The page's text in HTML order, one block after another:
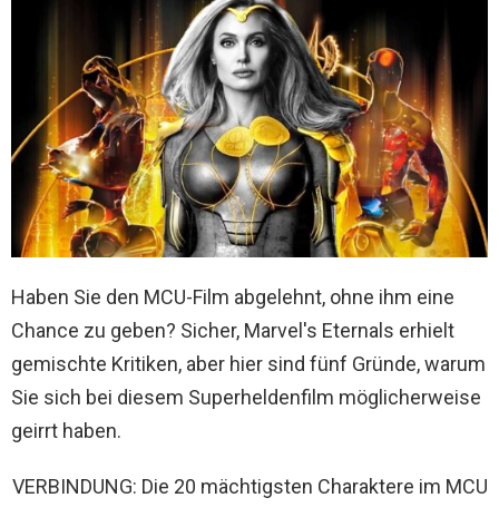
Haben Sie den MCU-Film abgelehnt, ohne ihm eine
Chance zu geben? Sicher, Marvel's Eternals erhielt
gemischte Kritiken, aber hier sind fünf Gründe, warum
Sie sich bei diesem Superheldenfilm möglicherweise
geirrt haben.
VERBINDUNG: Die 20 mächtigsten Charaktere im MCU